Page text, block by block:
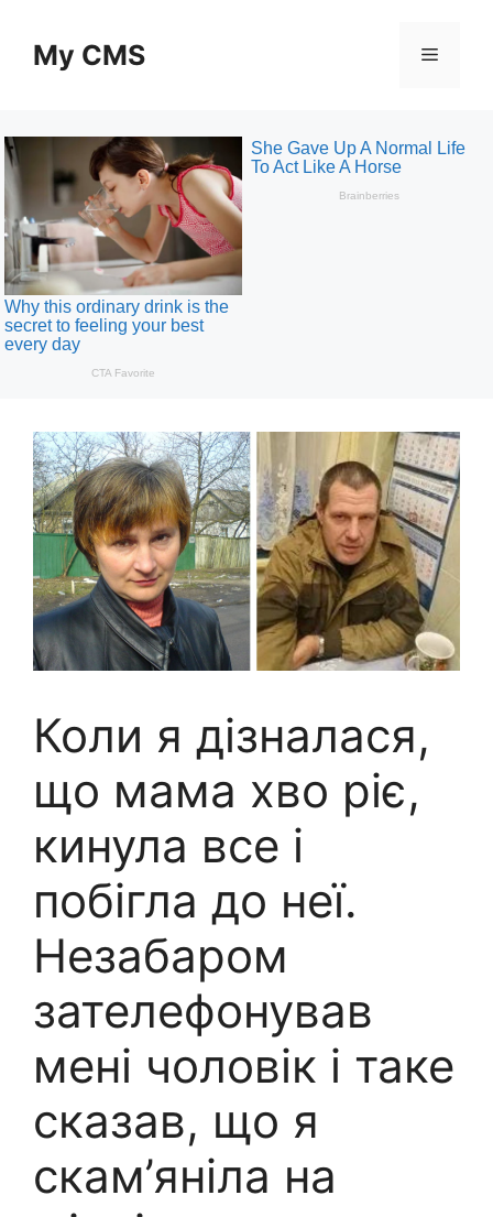
contentMy CMS Menu
Коли я дізналася,
що мама хво ріє,
кинула все і
побігла до неї.
Незабаром
зателефонував
мені чоловік і таке
сказав, що я
скам’яніла на